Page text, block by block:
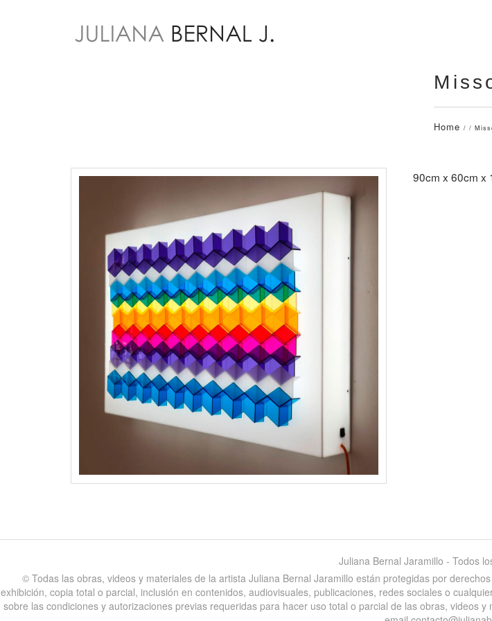
Home/ /
90cm x 60cm x
Juliana Bernal Jaramillo - Todos
©️ Todas las obras, videos y materiales de la artista Juliana Bernal Jaramillo están protegidas por
exhibición, copia total o parcial, inclusión en contenidos, audiovisuales, publicaciones, redes sociales o
sobre las condiciones y autorizaciones previas requeridas para hacer uso total o parcial de las obras, videos